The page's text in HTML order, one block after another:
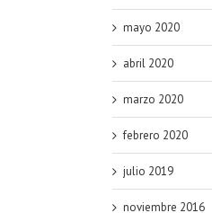
mayo 2020
abril 2020
marzo 2020
febrero 2020
julio 2019
noviembre 2016